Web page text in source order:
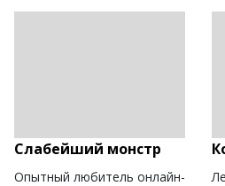
Слабейший монстр
Опытный любитель онлайн-